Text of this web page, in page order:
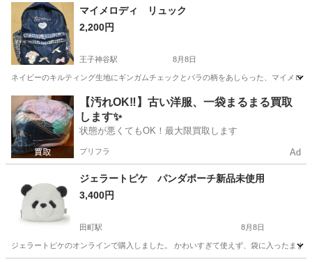
東京 足立区 綾瀬駅 バッグ サマンサタバサ
マイメロディ リュック
2,200円
王子神谷駅 8月8日
ネイビーのキルティング生地にギンガムチェックとバラの柄をあしらった、マイメロ
東京 北区 王子神谷駅 バッグ マイメロディ
【汚れOK‼️】古い洋服、一袋まるまる買取
します✨
状態が悪くてもOK！最大限買取します
プリフラ Ad
ジェラートピケ パンダポーチ新品未使用
3,400円
田町駅 8月8日
ジェラートピケのオンラインで購入しました。 かわいすぎて使えず、袋に入ったま